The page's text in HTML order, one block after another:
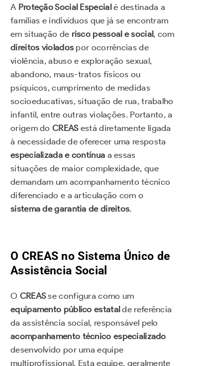
A Proteção Social Especialé destinada a
famílias e indivíduos que já se encontram
em situação de risco pessoal e social, com
direitos violados por ocorrências de
violência, abuso e exploração sexual,
abandono, maus-tratos físicos ou
psíquicos, cumprimento de medidas
socioeducativas, situação de rua, trabalho
infantil, entre outras violações. Portanto, a
origem doCREASestá diretamente ligada
à necessidade de oferecer uma resposta
especializada e contínua a essas
situações de maior complexidade, que
demandam um acompanhamento técnico
diferenciado e a articulação com o
sistema de garantia de direitos.
O CREAS no Sistema Único de
Assistência Social
O CREASse configura como um
equipamento público estatalde referência
da assistência social, responsável pelo
acompanhamento técnico especializado
desenvolvido por uma equipe
multiprofissional. Esta equipe, geralmente